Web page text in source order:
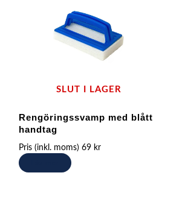
SLUT I LAGER
Rengöringssvamp med blått
handtag
Pris (inkl. moms)69 kr